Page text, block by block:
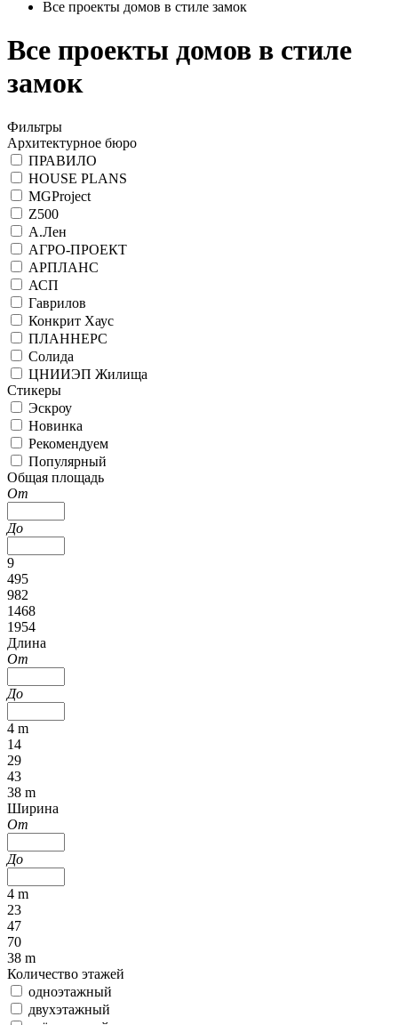
Все проекты домов в стиле замок
Все проекты домов в стиле
замок
Фильтры
Архитектурное бюро
ПРАВИЛО
HOUSE PLANS
MGProject
Z500
А.Лен
АГРО-ПРОЕКТ
АРПЛАНС
АСП
Гаврилов
Конкрит Хаус
ПЛАННЕРС
Солида
ЦНИИЭП Жилища
Стикеры
Эскроу
Новинка
Рекомендуем
Популярный
Общая площадь
От
До
9
495
982
1468
1954
Длина
От
До
4 m
14
29
43
38 m
Ширина
От
До
4 m
23
47
70
38 m
Количество этажей
одноэтажный
двухэтажный